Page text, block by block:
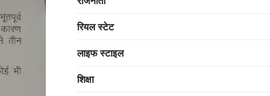
रियल स्टेट
लाइफ स्टाइल
शिक्षा